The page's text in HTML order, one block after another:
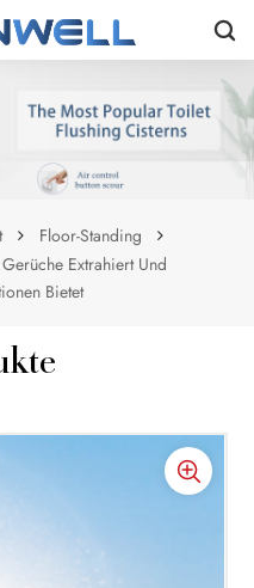
Floor-Standing
Extrahiert Und
Bietet